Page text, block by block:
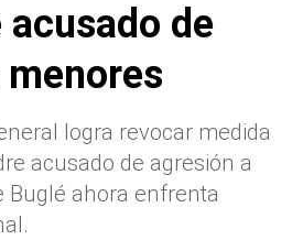
acusado de
logra revocar medida
acusado de agresión a
Buglé ahora enfrenta